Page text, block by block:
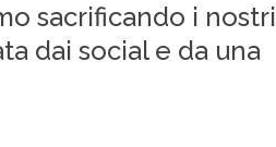
sacrificando i nostri
dai social e da una